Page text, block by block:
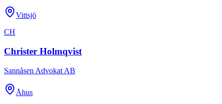
Vittsjö
CH
Christer Holmqvist
Sannåsen Advokat AB
Åhus